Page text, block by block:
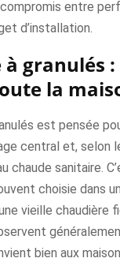
entre
d’installation.
à granulés
la
est pensée
central et, selon
chaude sanitaire.
choisie dans
vieille chaudière
bien aux